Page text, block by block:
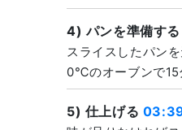
4) パンを準備する
スライスしたパン
0℃のオーブンで15
5) 仕上げる